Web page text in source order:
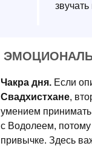
Чакра дня. Если
Свадхистхане,
умением принимать
с Водолеем,
привычке. Здесь